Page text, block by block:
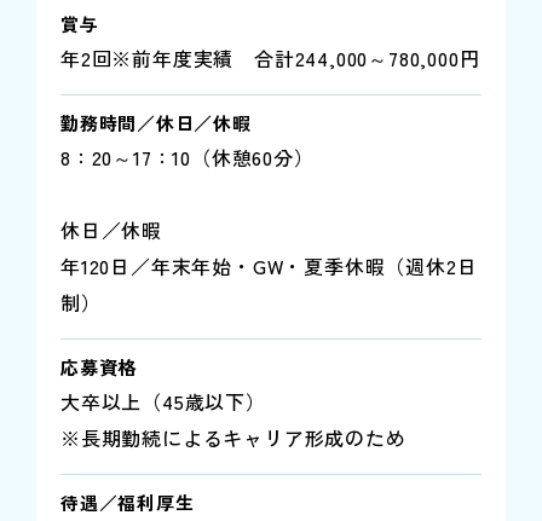
賞与
年2回※前年度実績 合計244,000～780,000円
勤務時間／休日／休暇
8：20～17：10（休憩60分）
休日／休暇
年120日／年末年始・GW・夏季休暇（週休2日
制）
応募資格
大卒以上（45歳以下）
※長期勤続によるキャリア形成のため
待遇／福利厚生